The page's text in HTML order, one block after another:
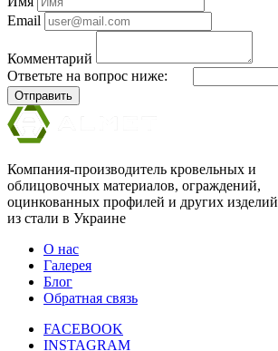
Email
Комментарий
Ответьте на вопрос ниже:
Отправить
Компания-производитель кровельных и
облицовочных материалов, ограждений,
оцинкованных профилей и других изделий
из стали в Украине
О нас
Галерея
Блог
Обратная связь
FACEBOOK
INSTAGRAM